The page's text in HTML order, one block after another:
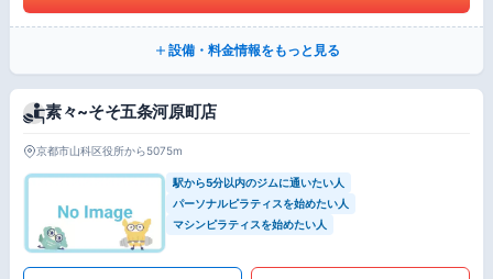
設備・料金情報をもっと見る
素々~そそ五条河原町店
京都市山科区役所から5075m
駅から5分以内のジムに通いたい人
パーソナルピラティスを始めたい人
マシンピラティスを始めたい人